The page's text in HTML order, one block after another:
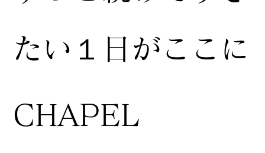
たい１日がここに
CHAPEL